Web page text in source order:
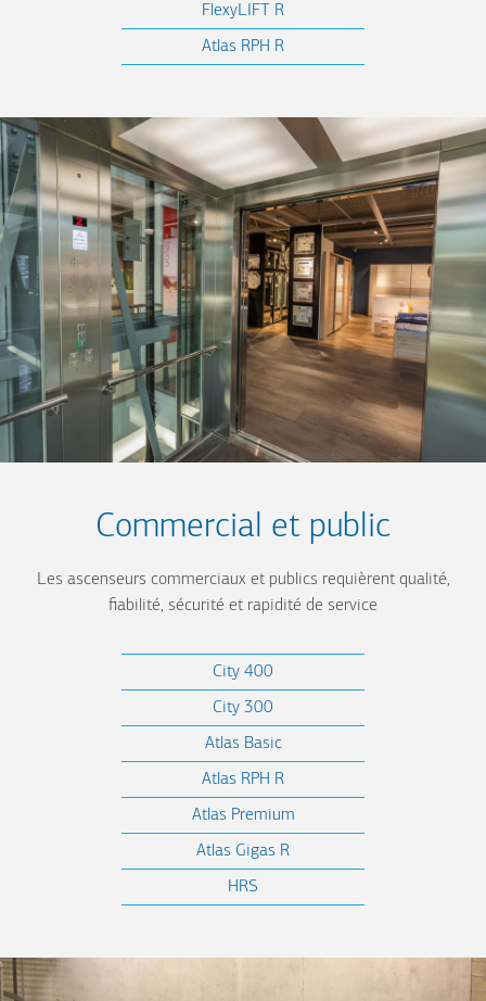
FlexyLIFT R
Atlas RPH R
Commercial et public
Les ascenseurs commerciaux et publics requièrent qualité,
fiabilité, sécurité et rapidité de service
City 400
City 300
Atlas Basic
Atlas RPH R
Atlas Premium
Atlas Gigas R
HRS